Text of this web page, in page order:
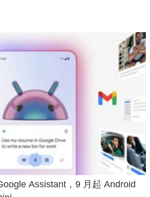
Assistant，9 月起 Android